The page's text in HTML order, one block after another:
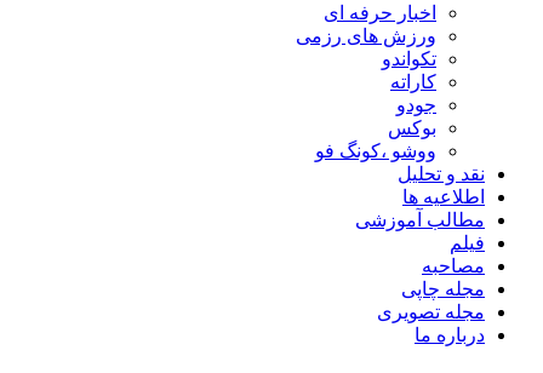
اخبار حرفه ای
ورزش های رزمی
تکواندو
کاراته
جودو
بوکس
ووشو ،کونگ فو
نقد و تحلیل
اطلاعیه ها
مطالب آموزشی
فیلم
مصاحبه
مجله چاپی
مجله تصویری
درباره ما